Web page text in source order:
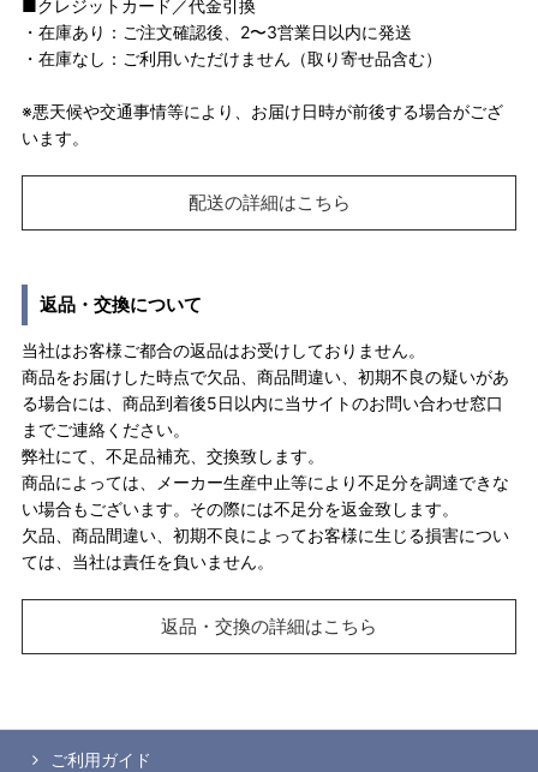
■クレジットカード／代金引換
・在庫あり：ご注文確認後、2〜3営業日以内に発送
・在庫なし：ご利用いただけません（取り寄せ品含む）
※悪天候や交通事情等により、お届け日時が前後する場合がござ
います。
配送の詳細はこちら
返品・交換について
当社はお客様ご都合の返品はお受けしておりません。
商品をお届けした時点で欠品、商品間違い、初期不良の疑いがあ
る場合には、商品到着後5日以内に当サイトのお問い合わせ窓口
までご連絡ください。
弊社にて、不足品補充、交換致します。
商品によっては、メーカー生産中止等により不足分を調達できな
い場合もございます。その際には不足分を返金致します。
欠品、商品間違い、初期不良によってお客様に生じる損害につい
ては、当社は責任を負いません。
返品・交換の詳細はこちら
ご利用ガイド